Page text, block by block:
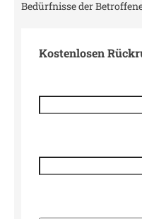
Bedürfnisse der
Kostenlosen